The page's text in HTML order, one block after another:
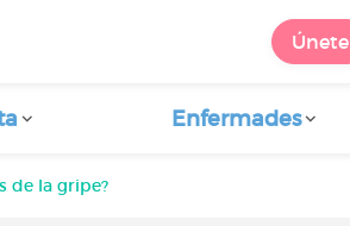
Únete
Enfermades
de la gripe?